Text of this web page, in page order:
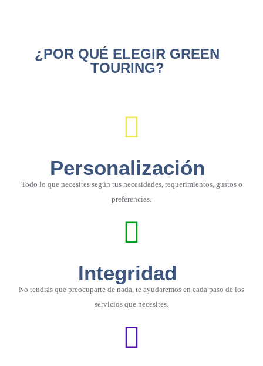
¿POR QUÉ ELEGIR GREEN
TOURING?
Personalización
Todo lo que necesites según tus necesidades, requerimientos, gustos o
preferencias.
Integridad
No tendrás que preocuparte de nada, te ayudaremos en cada paso de los
servicios que necesites.